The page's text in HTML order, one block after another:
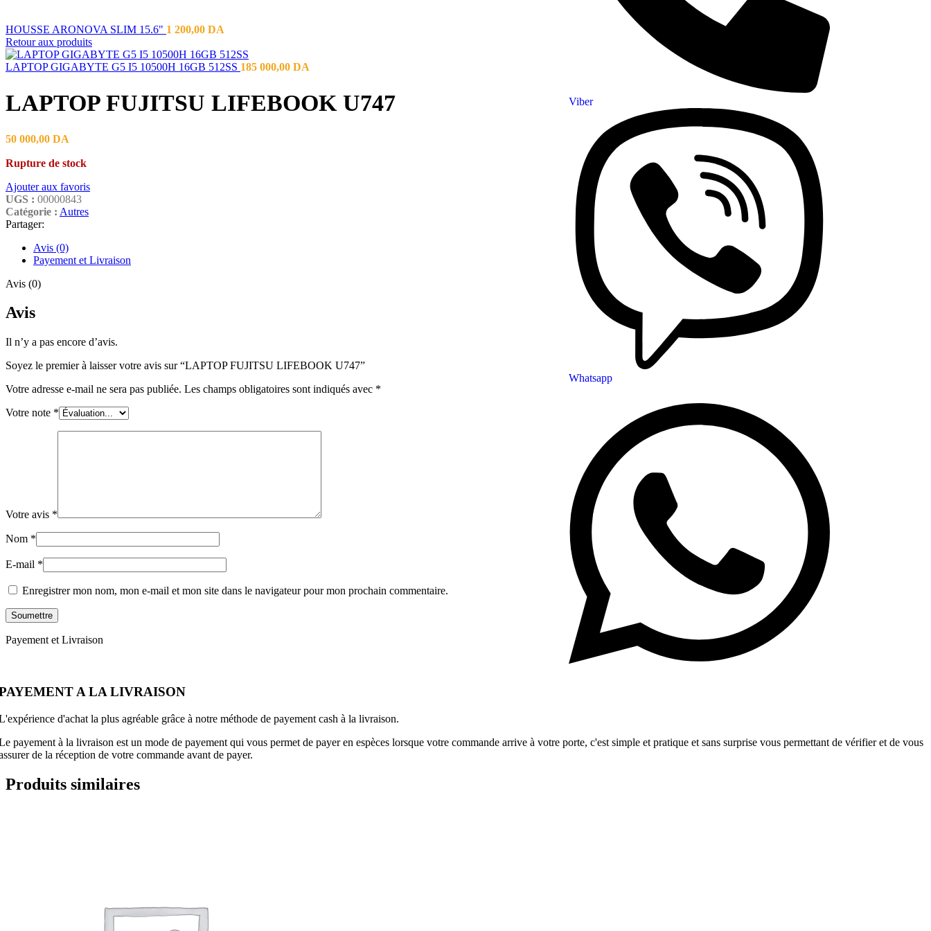
Viber
Whatsapp
HOUSSE ARONOVA SLIM 15.6" 1 200,00 DA
Retour aux produits
LAPTOP GIGABYTE G5 I5 10500H 16GB 512SS 185 000,00 DA
LAPTOP FUJITSU LIFEBOOK U747
50 000,00 DA
Rupture de stock
Ajouter aux favoris
UGS : 00000843
Catégorie : Autres
Partager:
Avis (0)
Payement et Livraison
Avis (0)
Avis
Il n’y a pas encore d’avis.
Soyez le premier à laisser votre avis sur “LAPTOP FUJITSU LIFEBOOK U747”
Votre adresse e-mail ne sera pas publiée. Les champs obligatoires sont indiqués avec *
Votre note *
Votre avis *
Nom *
E-mail *
Enregistrer mon nom, mon e-mail et mon site dans le navigateur pour mon prochain commentaire.
Payement et Livraison
A LA LIVRAISON
d'achat la plus agréable grâce à notre méthode de payement cash à la livraison.
payement à la livraison est un mode de payement qui vous permet de payer en espèces lorsque votre commande arrive à votre porte, c'est simple et pratique et sans surprise vous permettant de vérifier et de vous
de la réception de votre commande avant de payer.
Produits similaires